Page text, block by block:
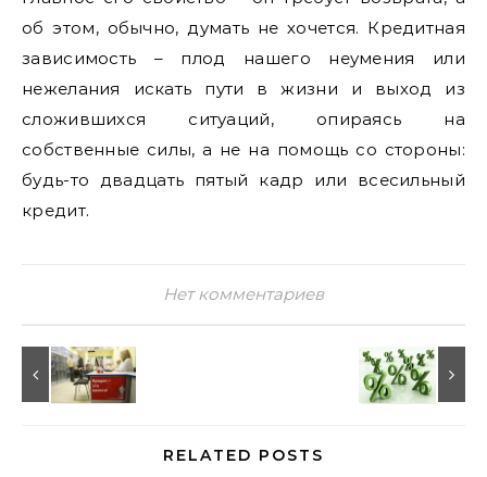
об этом, обычно, думать не хочется. Кредитная
зависимость – плод нашего неумения или
нежелания искать пути в жизни и выход из
сложившихся ситуаций, опираясь на
собственные силы, а не на помощь со стороны:
будь-то двадцать пятый кадр или всесильный
кредит.
Нет комментариев
RELATED POSTS